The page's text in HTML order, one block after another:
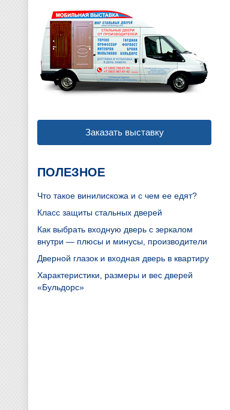
Заказать выставку
ПОЛЕЗНОЕ
Что такое винилискожа и с чем ее едят?
Класс защиты стальных дверей
Как выбрать входную дверь с зеркалом
внутри — плюсы и минусы, производители
Дверной глазок и входная дверь в квартиру
Характеристики, размеры и вес дверей
«Бульдорс»